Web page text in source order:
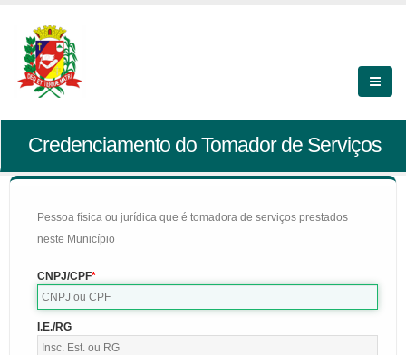
Credenciamento do Tomador de Serviços
Pessoa física ou jurídica que é tomadora de serviços prestados
neste Município
CNPJ/CPF
I.E./RG